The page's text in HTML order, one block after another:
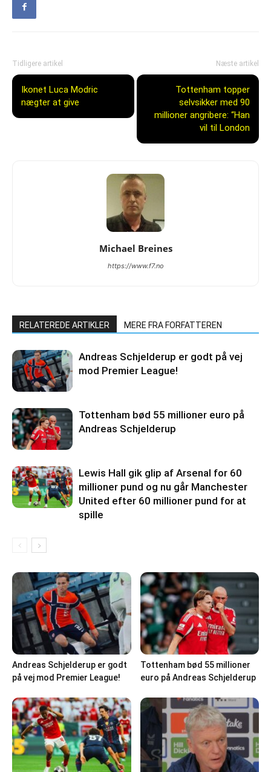
Tidligere artikel
Ikonet Luca Modric
nægter at give
Næste artikel
Tottenham topper
selvsikker med 90
millioner angribere: “Han
vil til London
Michael Breines
https://www.f7.no
RELATEREDE ARTIKLER MERE FRA FORFATTEREN
Andreas Schjelderup er godt på vej
mod Premier League!
Tottenham bød 55 millioner euro på
Andreas Schjelderup
Lewis Hall gik glip af Arsenal for 60
millioner pund og nu går Manchester
United efter 60 millioner pund for at
spille
Andreas Schjelderup er godt
på vej mod Premier League!
Tottenham bød 55 millioner
euro på Andreas Schjelderup